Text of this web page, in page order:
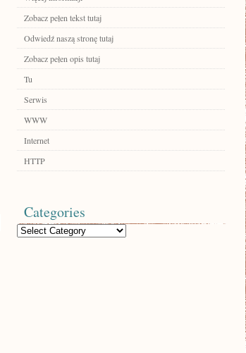
Zobacz pełen tekst tutaj
Odwiedź naszą stronę tutaj
Zobacz pełen opis tutaj
Tu
Serwis
WWW
Internet
HTTP
Categories
Categories